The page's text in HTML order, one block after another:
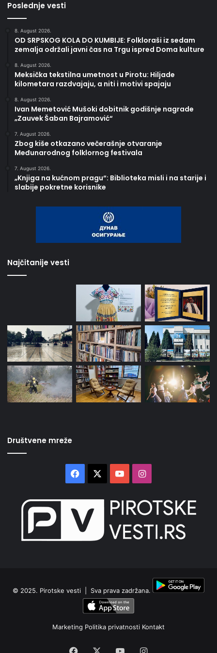
Poslednje vesti
8. August 2026.
OD SRPSKOG KOLA DO KUMBIJE: Folkloraši iz sedam
zemalja održali javni čas na Trgu ispred Doma kulture
8. August 2026.
Meksička tekstilna umetnost u Pirotu: Hiljade
kilometara razdvajaju, a niti i motivi spajaju
8. August 2026.
Ivan Memetović Mušoki dobitnik godišnje nagrade
„Zauvek Šaban Bajramović“
7. August 2026.
Zbog kiše otkazano večerašnje otvaranje
Međunarodnog folklornog festivala
7. August 2026.
„Knjiga na kućnom pragu“: Biblioteka misli i na starije i
slabije pokretne korisnike
Najčitanije vesti
Društvene mreže
Facebook YouTubeInstagram
© 2025. Pirotske vesti | Sva prava zadržana.
Marketing Politika privatnosti Kontakt
Facebook YouTubeInstagram